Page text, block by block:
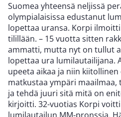
Suomea yhteensä neljissä
olympialaisissa edustanut
lopettaa uransa. Korpi
tilillään. – 15 vuotta sitten
ammatti, mutta nyt on tullut
lopettaa ura lumilautailijana.
upeeta aikaa ja niin
matkustaa ympäri maailmaa,
ja tehdä juuri sitä mitä on
kirjoitti. 32-vuotias Korpi